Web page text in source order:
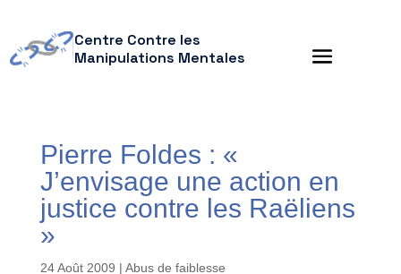
Centre Contre les
Manipulations Mentales
Pierre Foldes : «
J’envisage une action en
justice contre les Raëliens
»
24 Août 2009 | Abus de faiblesse